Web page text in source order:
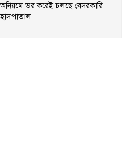
অনিয়মে ভর করেই চলছে বেসরকারি
হাসপাতাল